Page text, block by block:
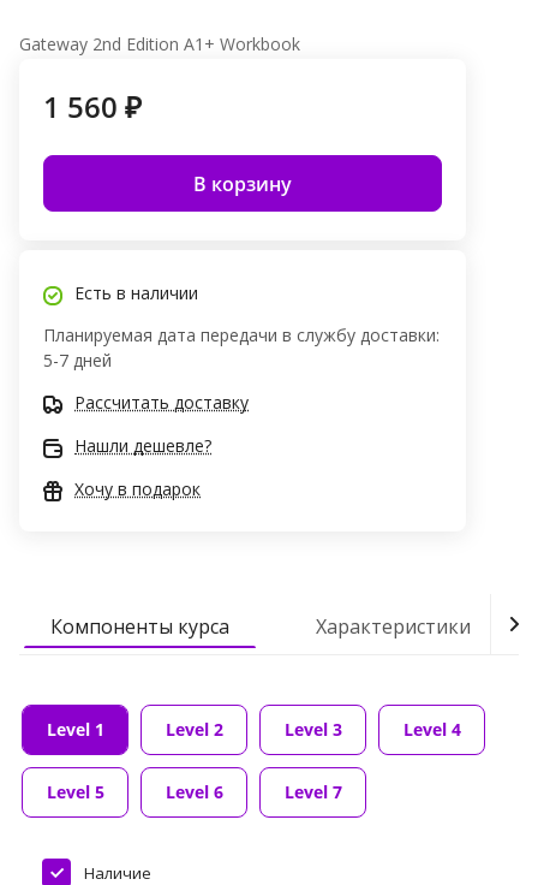
Gateway 2nd Edition A1+ Workbook
1 560 ₽
В корзину
Есть в наличии
Планируемая дата передачи в службу доставки:
5-7 дней
Рассчитать доставку
Нашли дешевле?
Хочу в подарок
Компоненты курса Характеристики
Level 1 Level 2 Level 3 Level 4
Level 5 Level 6 Level 7
Наличие